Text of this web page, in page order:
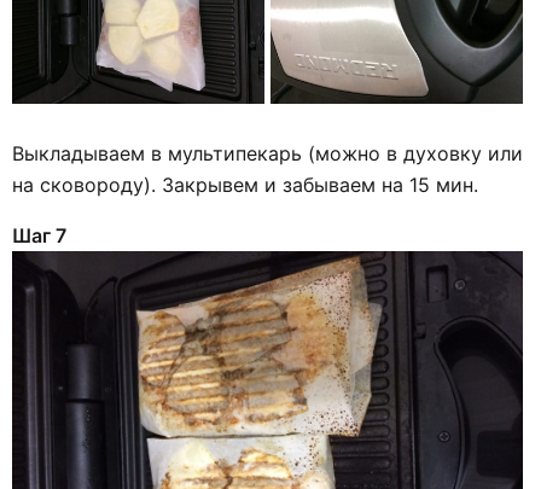
Выкладываем в мультипекарь (можно в духовку или
на сковороду). Закрывем и забываем на 15 мин.
Шаг 7